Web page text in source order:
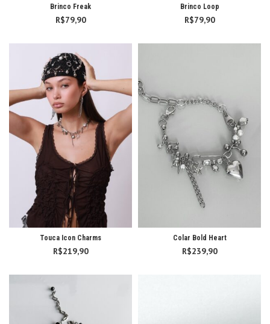
Brinco Freak
R$79,90
Brinco Loop
R$79,90
Touca Icon Charms
R$219,90
Colar Bold Heart
R$239,90